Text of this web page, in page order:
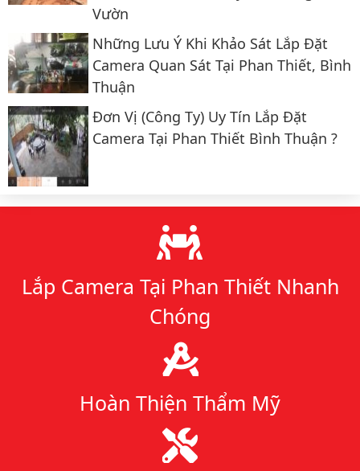
Vườn
Những Lưu Ý Khi Khảo Sát Lắp Đặt
Camera Quan Sát Tại Phan Thiết, Bình
Thuận
Đơn Vị (công Ty) Uy Tín Lắp Đặt
Camera Tại Phan Thiết Bình Thuận ?
Lý do chọn chúng tôi
Lắp Camera Tại Phan Thiết Nhanh
Chóng
Hoàn Thiện Thẩm Mỹ